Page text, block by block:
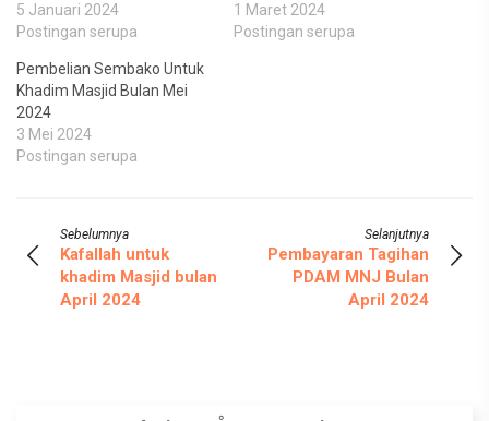
5 Januari 2024
Postingan serupa
1 Maret 2024
Postingan serupa
Pembelian Sembako Untuk
Khadim Masjid Bulan Mei
2024
3 Mei 2024
Postingan serupa
Sebelumnya
Kafallah untuk
khadim Masjid bulan
April 2024
Selanjutnya
Pembayaran Tagihan
PDAM MNJ Bulan
April 2024